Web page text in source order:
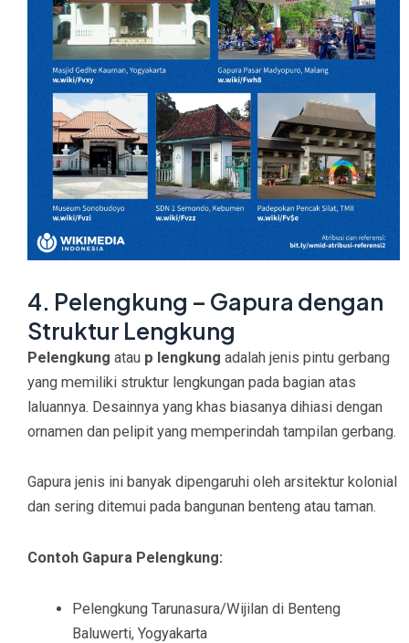
4. Pelengkung – Gapura dengan
Struktur Lengkung
Pelengkung atau p lengkung adalah jenis pintu gerbang
yang memiliki struktur lengkungan pada bagian atas
laluannya. Desainnya yang khas biasanya dihiasi dengan
ornamen dan pelipit yang memperindah tampilan gerbang.
Gapura jenis ini banyak dipengaruhi oleh arsitektur kolonial
dan sering ditemui pada bangunan benteng atau taman.
Contoh Gapura Pelengkung:
Pelengkung Tarunasura/Wijilan di Benteng
Baluwerti, Yogyakarta